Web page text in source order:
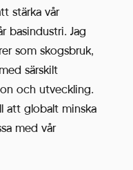
stärka vår
basindustri. Jag
som skogsbruk,
särskilt
och utveckling.
att globalt minska
med vår